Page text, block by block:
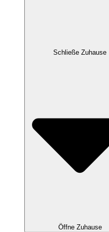
Schließe Zuhause
Öffne Zuhause